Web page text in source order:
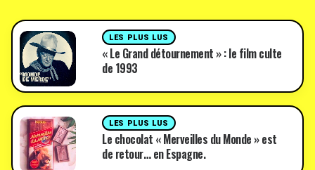
LES PLUS LUS
« Le Grand détournement » : le film culte
de 1993
LES PLUS LUS
Le chocolat « Merveilles du Monde » est
de retour… en Espagne.